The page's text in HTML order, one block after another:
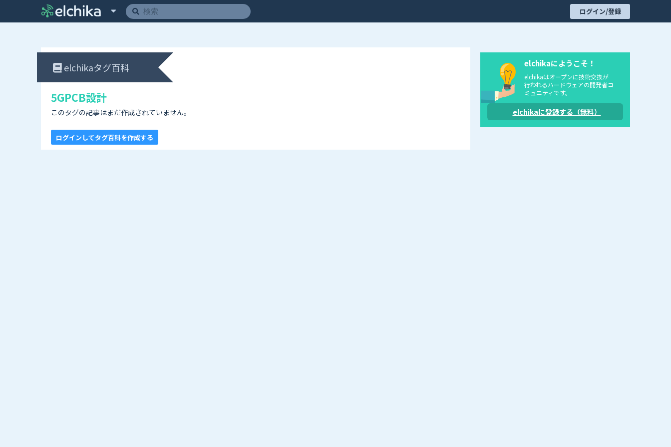
ログイン/登録
elchikaタグ百科
5GPCB設計
このタグの記事はまだ作成されていません。
ログインしてタグ百科を作成する
elchikaにようこそ！
elchikaはオープンに技術交換が
行われるハードウェアの開発者コ
ミュニティです。
elchikaに登録する（無料）